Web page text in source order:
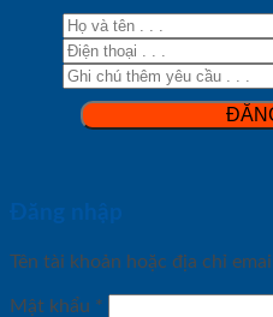
Đăng nhập
Tên tài khoản hoặc địa chỉ email
Mật khẩu *